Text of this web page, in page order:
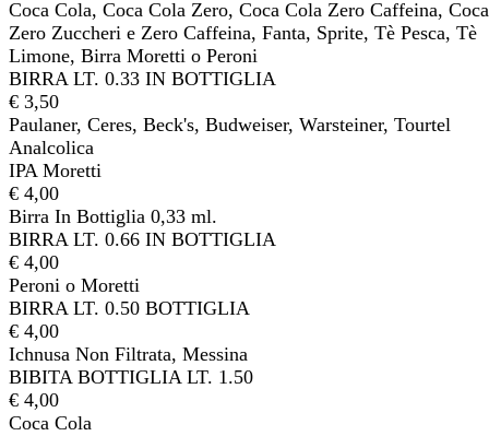
Coca Cola, Coca Cola Zero, Coca Cola Zero Caffeina,
Zero Zuccheri e Zero Caffeina, Fanta, Sprite, Tè Pesca, Tè
Limone, Birra Moretti o Peroni
BIRRA LT. 0.33 IN BOTTIGLIA
€ 3,50
Paulaner, Ceres, Beck's, Budweiser, Warsteiner, Tourtel
Analcolica
IPA Moretti
€ 4,00
Birra In Bottiglia 0,33 ml.
BIRRA LT. 0.66 IN BOTTIGLIA
€ 4,00
Peroni o Moretti
BIRRA LT. 0.50 BOTTIGLIA
€ 4,00
Ichnusa Non Filtrata, Messina
BIBITA BOTTIGLIA LT. 1.50
€ 4,00
Coca Cola